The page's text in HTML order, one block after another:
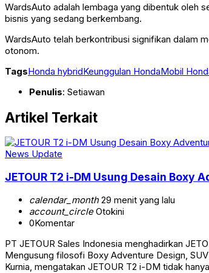
WardsAuto adalah lembaga yang dibentuk oleh
bisnis yang sedang berkembang.
WardsAuto telah berkontribusi signifikan dalam
otonom.
TagsHonda hybridKeunggulan HondaMobil
Penulis: Setiawan
Artikel Terkait
News Update
JETOUR T2 i-DM Usung Desain Boxy
calendar_month29 menit yang lalu
account_circleOtokini
0Komentar
PT JETOUR Sales Indonesia menghadirkan
Mengusung filosofi Boxy Adventure Design,
Kurnia, mengatakan JETOUR T2 i-DM tidak